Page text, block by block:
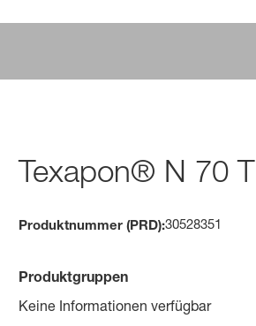
Texapon® N 70 T
Produktnummer (PRD):30528351
Produktgruppen
Keine Informationen verfügbar